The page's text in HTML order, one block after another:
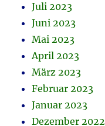
Juli 2023
Juni 2023
Mai 2023
April 2023
März 2023
Februar 2023
Januar 2023
Dezember 2022